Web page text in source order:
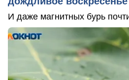
И даже магнитных бурь